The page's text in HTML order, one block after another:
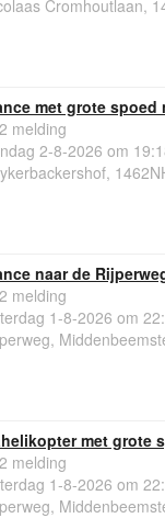
Cromhoutlaan,
met grote
melding
2-8-2026 om
naar de
melding
1-8-2026 om
met grote
melding
1-8-2026 om